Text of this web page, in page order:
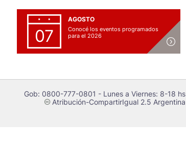
07
AGOSTO
Conocé los eventos programados
para el 2026
Gob: 0800-777-0801 - Lunes a Viernes: 8-18 hs
cAtribución-CompartirIgual 2.5 Argentina